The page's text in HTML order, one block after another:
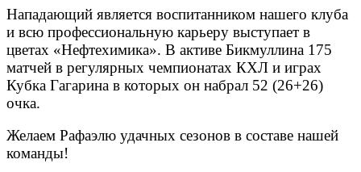
Нападающий является воспитанником нашего клуба
и всю профессиональную карьеру выступает в
цветах «Нефтехимика». В активе Бикмуллина 175
матчей в регулярных чемпионатах КХЛ и играх
Кубка Гагарина в которых он набрал 52 (26+26)
очка.
Желаем Рафаэлю удачных сезонов в составе нашей
команды!